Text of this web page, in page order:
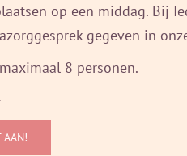
op een middag. Bij
gegeven in
8 personen.
AAN!